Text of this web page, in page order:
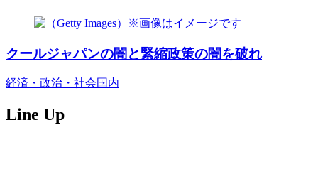
クールジャパンの闇と緊縮政策の闇を破れ
経済・政治・社会 国内
Line Up